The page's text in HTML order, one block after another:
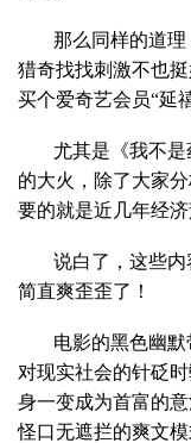
那么同样的道
猎奇找找刺激不也
买个爱奇艺会员“延
尤其是《我不是
的大火，除了大家
要的就是近几年经
说白了，这些内
简直爽歪歪了！
电影的黑色幽
对现实社会的针砭
身一变成为首富的
怪口无遮拦的爽文